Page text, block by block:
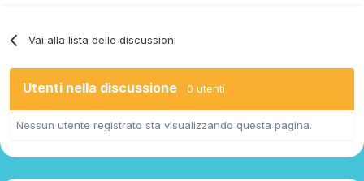
Vai alla lista delle discussioni
Utenti nella discussione 0 utenti
Nessun utente registrato sta visualizzando questa pagina.